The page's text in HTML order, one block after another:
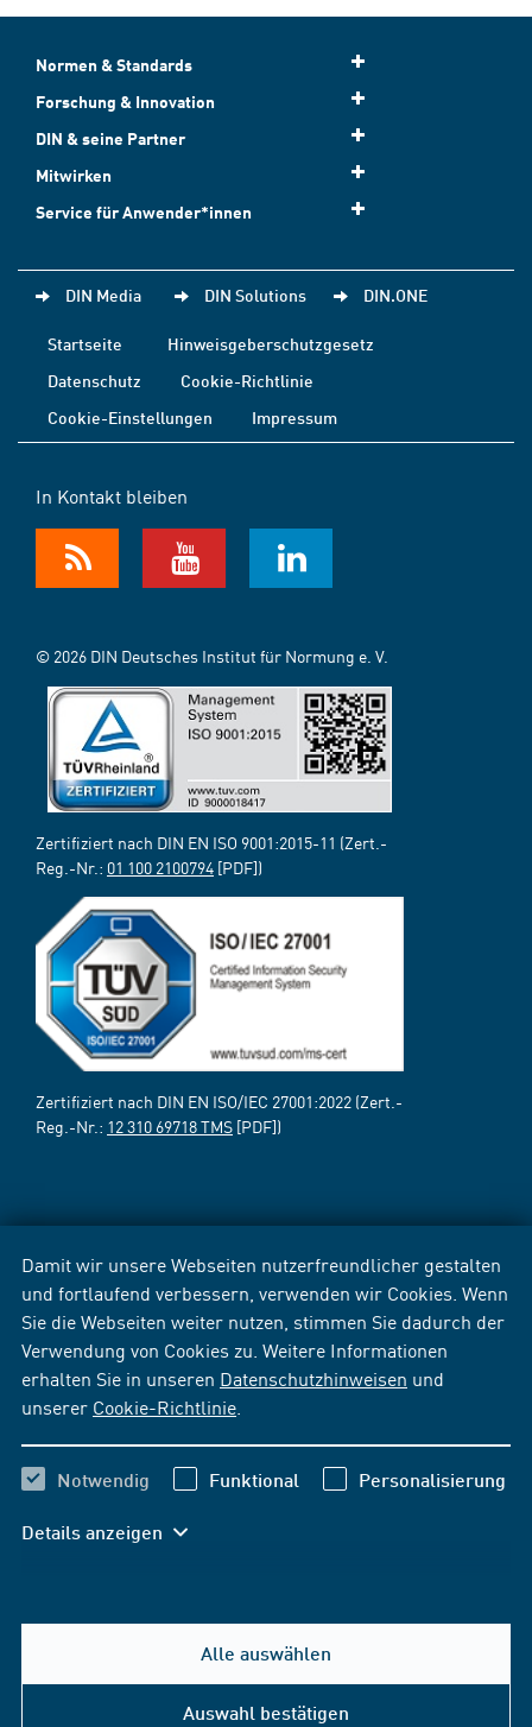
Damit wir unsere Webseiten nutzerfreundlicher gestalten
und fortlaufend verbessern, verwenden wir Cookies. Wenn
Sie die Webseiten weiter nutzen, stimmen Sie dadurch der
Verwendung von Cookies zu. Weitere Informationen
erhalten Sie in unseren Datenschutzhinweisen und
unserer Cookie-Richtlinie
Notwendig Funktional Personalisierung
Details anzeigen
Alle auswählen
Auswahl bestätigen
Normen & Standards
Forschung & Innovation
DIN & seine Partner
Mitwirken
Service für Anwender*innen
DIN Media DIN Solutions DIN.ONE
Startseite
Hinweisgeberschutzgesetz
Datenschutz
Cookie-Richtlinie
Cookie-Einstellungen
Impressum
In Kontakt bleiben
© 2026 DIN Deutsches Institut für Normung e. V.
Zertifiziert nach DIN EN ISO 9001:2015-11 (Zert.-
Reg.-Nr.: 01 100 2100794 [PDF])
Zertifiziert nach DIN EN ISO/IEC 27001:2022 (Zert.-
Reg.-Nr.: 12 310 69718 TMS [PDF])